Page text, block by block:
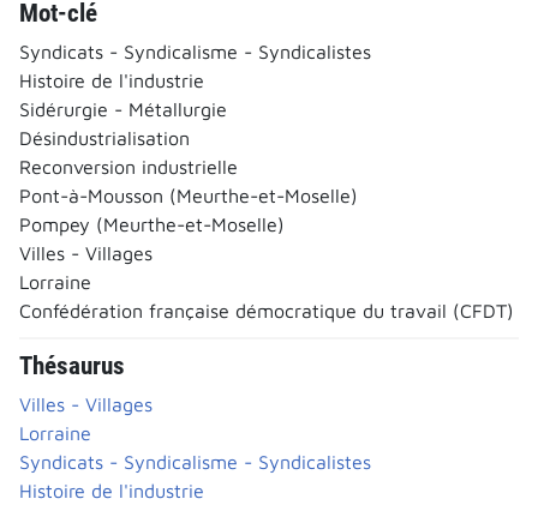
Mot-clé
Syndicats - Syndicalisme - Syndicalistes
Histoire de l'industrie
Sidérurgie - Métallurgie
Désindustrialisation
Reconversion industrielle
Pont-à-Mousson (Meurthe-et-Moselle)
Pompey (Meurthe-et-Moselle)
Villes - Villages
Lorraine
Confédération française démocratique du travail (CFDT)
Thésaurus
Villes - Villages
Lorraine
Syndicats - Syndicalisme - Syndicalistes
Histoire de l'industrie